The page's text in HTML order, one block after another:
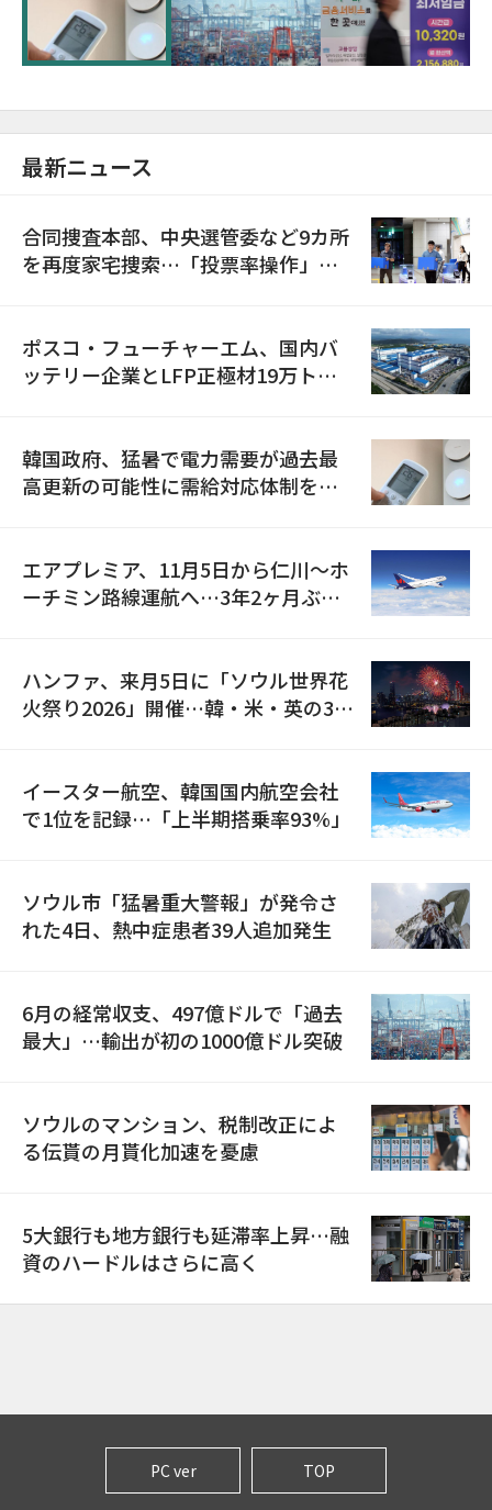
に需給対応体制を点検
最新ニュース
合同捜査本部、中央選管委など9カ所
を再度家宅捜索…「投票率操作」の
ポスコ・フューチャーエム、国内バ
ッテリー企業とLFP正極材19万トン
韓国政府、猛暑で電力需要が過去最
高更新の可能性に需給対応体制を点
エアプレミア、11月5日から仁川〜ホ
ーチミン路線運航へ…3年2ヶ月ぶり
ハンファ、来月5日に「ソウル世界花
火祭り2026」開催…韓・米・英の3カ
イースター航空、韓国国内航空会社
で1位を記録…「上半期搭乗率93%」
ソウル市「猛暑重大警報」が発令さ
れた4日、熱中症患者39人追加発生
6月の経常収支、497億ドルで「過去
最大」…輸出が初の1000億ドル突破
ソウルのマンション、税制改正によ
る伝貰の月貰化加速を憂慮
5大銀行も地方銀行も延滞率上昇…融
資のハードルはさらに高く
PC ver TOP